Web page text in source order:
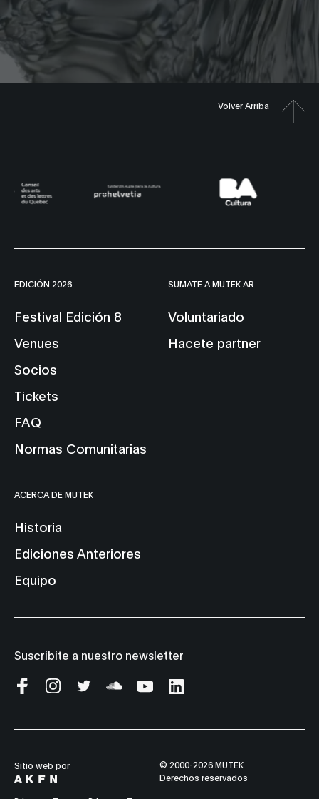
Volver Arriba
EDICIÓN 2026
Festival Edición 8
Venues
Socios
Tickets
FAQ
Normas Comunitarias
SUMATE A MUTEK AR
Voluntariado
Hacete partner
ACERCA DE MUTEK
Historia
Ediciones Anteriores
Equipo
Suscribite a nuestro newsletter
Sitio web por
© 2000-2026 MUTEK
Derechos reservados